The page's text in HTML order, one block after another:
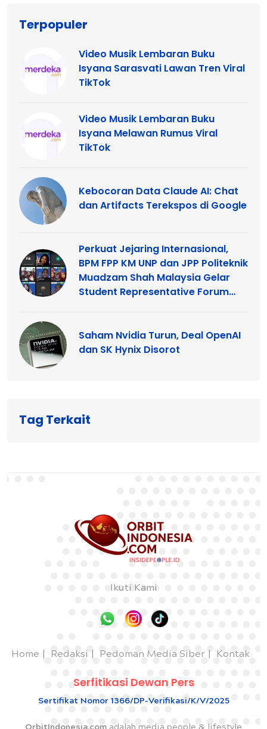
Terpopuler
Video Musik Lembaran Buku
Isyana Sarasvati Lawan Tren Viral
TikTok
Video Musik Lembaran Buku
Isyana Melawan Rumus Viral
TikTok
Kebocoran Data Claude AI: Chat
dan Artifacts Terekspos di Google
Perkuat Jejaring Internasional,
BPM FPP KM UNP dan JPP Politeknik
Muadzam Shah Malaysia Gelar
Student Representative Forum
Saham Nvidia Turun, Deal OpenAI
dan SK Hynix Disorot
Tag Terkait
Ikuti Kami
Home Redaksi Pedoman Media Siber Kontak
Serfitikasi Dewan Pers
Sertifikat Nomor 1366/DP-Verifikasi/K/V/2025